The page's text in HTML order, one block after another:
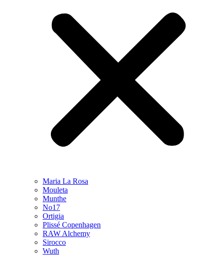
Maria La Rosa
Mouleta
Munthe
No17
Ortigia
Plissé Copenhagen
RAW Alchemy
Sirocco
Wuth